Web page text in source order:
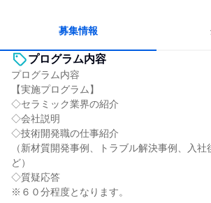
募集情報
プログラム内容
プログラム内容
【実施プログラム】
◇セラミック業界の紹介
◇会社説明
◇技術開発職の仕事紹介
（新材質開発事例、トラブル解決事例、入
ど）
◇質疑応答
※６０分程度となります。